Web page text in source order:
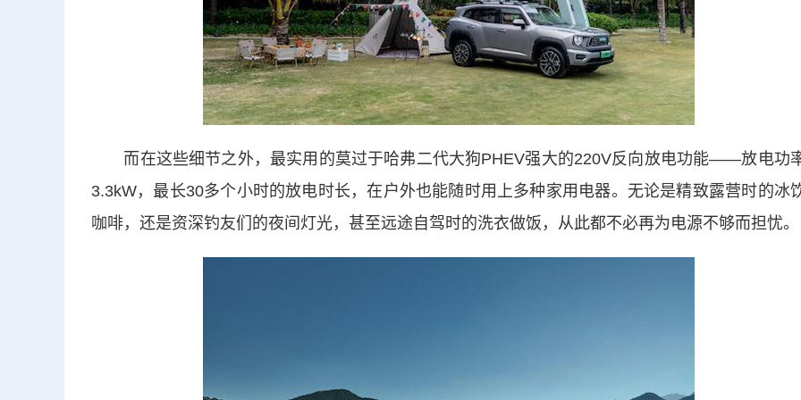
而在这些细节之外，最实用的莫过于哈弗二代大狗PHEV强大的220V反向放电功能——放电功
3.3kW，最长30多个小时的放电时长，在户外也能随时用上多种家用电器。无论是精致露营时的冰
咖啡，还是资深钓友们的夜间灯光，甚至远途自驾时的洗衣做饭，从此都不必再为电源不够而担忧。